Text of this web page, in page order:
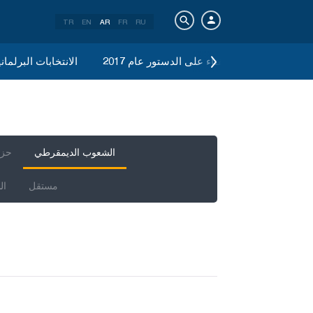
TR EN AR FR RU
الانتخابات الاستفتاء على الدستور عام 2017
الشعوب الديمقرطي
مستقل